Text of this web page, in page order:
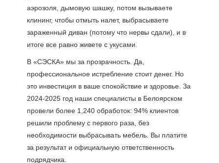
аэрозоля, дымовую шашку, потом вызываете
клининг, чтобы отмыть налет, выбрасываете
зараженный диван (потому что нервы сдали), и в
итоге все равно живете с укусами.
В «СЭСКА» мы за прозрачность. Да,
профессиональное истребление стоит денег. Но
это инвестиция в ваше спокойствие и здоровье. За
2024-2025 год наши специалисты в Белоярском
провели более 1,240 обработок: 94% клиентов
решили проблему с первого раза, без
необходимости выбрасывать мебель. Вы платите
за результат и официальную ответственность
подрядчика.